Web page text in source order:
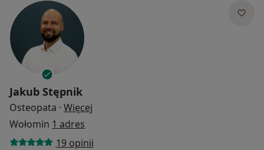
Jakub Stępnik
Osteopata · Więcej
Wołomin 1 adres
19 opinii